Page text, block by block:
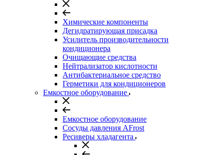
Химические компоненты
Дегидратирующая присадка
Усилитель производительности
кондиционера
Очищающие средства
Нейтрализатор кислотности
Антибактериальное средство
Герметики для кондиционеров
Емкостное оборудование
Емкостное оборудование
Сосуды давления AFrost
Ресиверы хладагента